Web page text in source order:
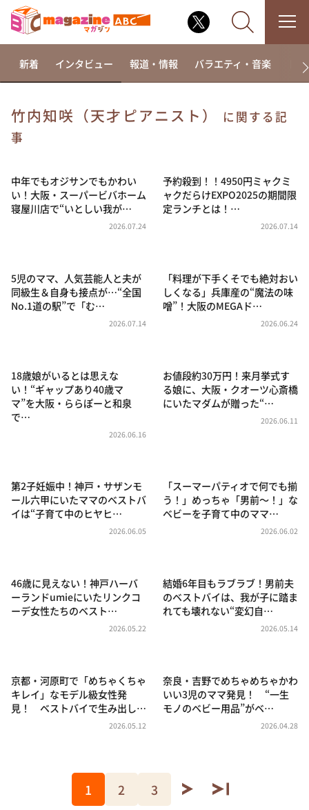
これ余談なんですけど・・・
～人生密着トークバラエティ！～ やすとものいたっ
て真剣です
河合＆A.B.C-Z塚田×福井アナ「なんでやねん！？」
（news おかえり）
DAIGOも台所 ～きょうの献立 何にする？～
教えて！ニュースライブ 正義のミカタ
ＬＩＦＥ～夢のカタチ～
新婚さんいらっしゃい！
ザキ山小屋本館
ぺこぱのまるスポ
新着 インタビュー 報道・情報 バラエティ・音楽 ド
竹内知咲（天才ピアニスト）
に関する記
事
中年でもオジサンでもかわい
い！大阪・スーパービバホーム
寝屋川店で“いとしい我が…
2026.07.24
予約殺到！！4950円ミャクミ
ャクだらけEXPO2025の期間限
定ランチとは！…
2026.07.14
5児のママ、人気芸能人と夫が
同級生＆自身も接点が…“全国
No.1道の駅”で「む…
2026.07.14
「料理が下手くそでも絶対おい
しくなる」兵庫産の“魔法の味
噌”！大阪のMEGAド…
2026.06.24
18歳娘がいるとは思えな
い！“ギャップあり40歳マ
マ”を大阪・ららぽーと和泉
で…
2026.06.16
お値段約30万円！来月挙式す
る娘に、大阪・クオーツ心斎橋
にいたマダムが贈った“…
2026.06.11
第2子妊娠中！神戸・サザンモ
ール六甲にいたママのベストバ
イは“子育て中のヒヤヒ…
2026.06.05
「スーマーパティオで何でも揃
う！」めっちゃ「男前～！」な
ベビーを子育て中のママ…
2026.06.02
46歳に見えない！神戸ハーバ
ーランドumieにいたリンクコ
ーデ女性たちのベスト…
2026.05.22
結婚6年目もラブラブ！男前夫
のベストバイは、我が子に踏ま
れても壊れない“変幻自…
2026.05.14
京都・河原町で「めちゃくちゃ
キレイ」なモデル級女性発
見！ ベストバイで生み出し…
2026.05.12
奈良・吉野でめちゃめちゃかわ
いい3児のママ発見！ “一生
モノのベビー用品”がベ…
2026.04.28
1 2 3